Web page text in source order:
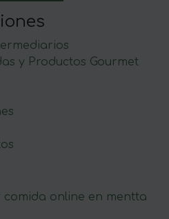
y Productos Gourmet
comida online en mentta